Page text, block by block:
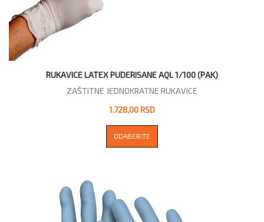
RUKAVICE LATEX PUDERISANE AQL 1/100 (PAK)
ZAŠTITNE JEDNOKRATNE RUKAVICE
1.728,00 RSD
ODABERITE